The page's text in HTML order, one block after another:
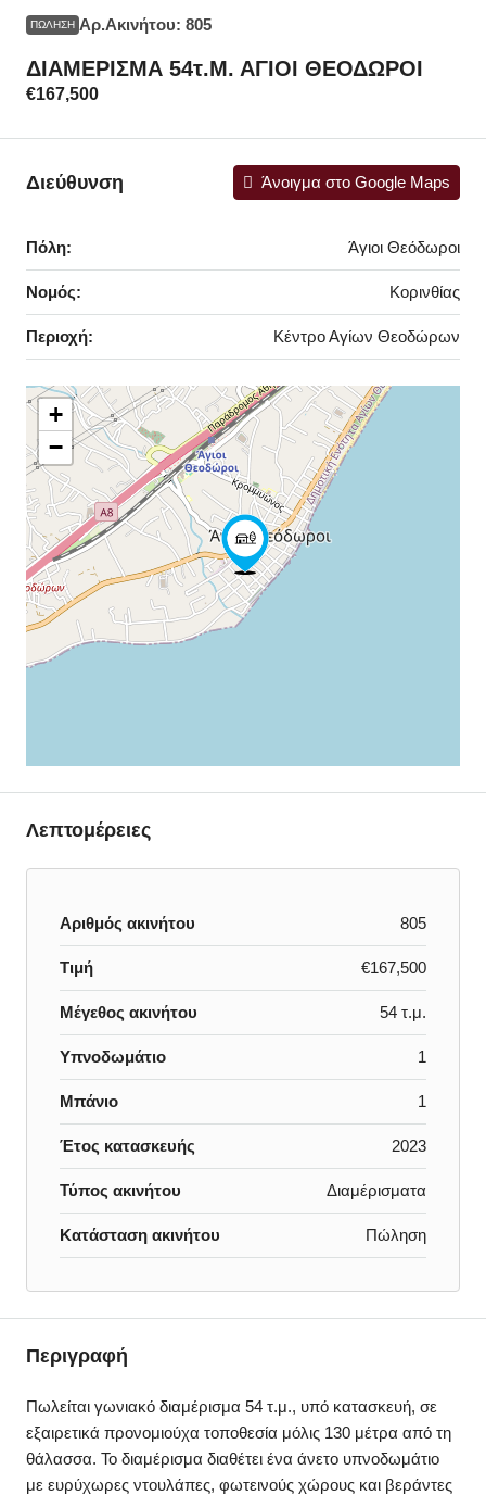
ΠΏΛΗΣΗ Αρ.Ακινήτου: 805
ΔΙΑΜΕΡΙΣΜΑ 54τ.μ. ΑΓΙΟΙ ΘΕΟΔΩΡΟΙ
€167,500
Διεύθυνση Άνοιγμα στο Google Maps
Πόλη: Άγιοι Θεόδωροι
Νομός: Κορινθίας
Περιοχή: Κέντρο Αγίων Θεοδώρων
+
−
Λεπτομέρειες
Αριθμός ακινήτου 805
Τιμή €167,500
Μέγεθος ακινήτου 54 τ.μ.
Υπνοδωμάτιο 1
Μπάνιο 1
Έτος κατασκευής 2023
Τύπος ακινήτου Διαμέρισματα
Κατάσταση ακινήτου Πώληση
Περιγραφή
Πωλείται γωνιακό διαμέρισμα 54 τ.μ., υπό κατασκευή, σε
εξαιρετικά προνομιούχα τοποθεσία μόλις 130 μέτρα από τη
θάλασσα. Το διαμέρισμα διαθέτει ένα άνετο υπνοδωμάτιο
με ευρύχωρες ντουλάπες, φωτεινούς χώρους και βεράντες